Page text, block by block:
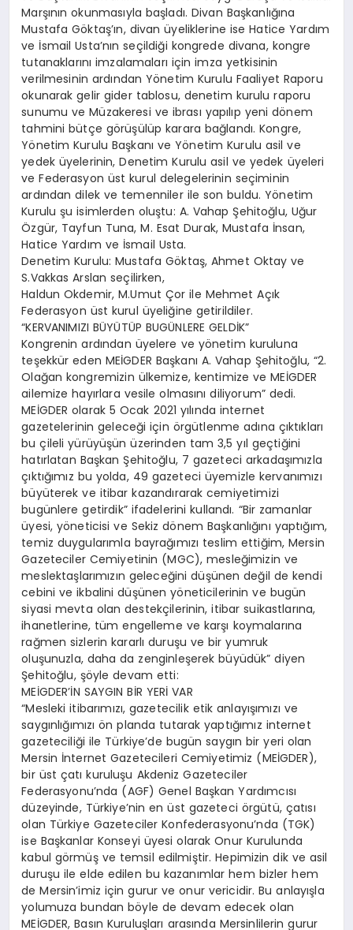
Marşının okunmasıyla başladı. Divan Başkanlığına
Mustafa Göktaş’ın, divan üyeliklerine ise Hatice Yardım
ve İsmail Usta’nın seçildiği kongrede divana, kongre
tutanaklarını imzalamaları için imza yetkisinin
verilmesinin ardından Yönetim Kurulu Faaliyet Raporu
okunarak gelir gider tablosu, denetim kurulu raporu
sunumu ve Müzakeresi ve ibrası yapılıp yeni dönem
tahmini bütçe görüşülüp karara bağlandı. Kongre,
Yönetim Kurulu Başkanı ve Yönetim Kurulu asil ve
yedek üyelerinin, Denetim Kurulu asil ve yedek üyeleri
ve Federasyon üst kurul delegelerinin seçiminin
ardından dilek ve temenniler ile son buldu. Yönetim
Kurulu şu isimlerden oluştu: A. Vahap Şehitoğlu, Uğur
Özgür, Tayfun Tuna, M. Esat Durak, Mustafa İnsan,
Hatice Yardım ve İsmail Usta.
Denetim Kurulu: Mustafa Göktaş, Ahmet Oktay ve
S.Vakkas Arslan seçilirken,
Haldun Okdemir, M.Umut Çor ile Mehmet Açık
Federasyon üst kurul üyeliğine getirildiler.
“KERVANIMIZI BÜYÜTÜP BUGÜNLERE GELDİK”
Kongrenin ardından üyelere ve yönetim kuruluna
teşekkür eden MEİGDER Başkanı A. Vahap Şehitoğlu, “2.
Olağan kongremizin ülkemize, kentimize ve MEİGDER
ailemize hayırlara vesile olmasını diliyorum” dedi.
MEİGDER olarak 5 Ocak 2021 yılında internet
gazetelerinin geleceği için örgütlenme adına çıktıkları
bu çileli yürüyüşün üzerinden tam 3,5 yıl geçtiğini
hatırlatan Başkan Şehitoğlu, 7 gazeteci arkadaşımızla
çıktığımız bu yolda, 49 gazeteci üyemizle kervanımızı
büyüterek ve itibar kazandırarak cemiyetimizi
bugünlere getirdik” ifadelerini kullandı. “Bir zamanlar
üyesi, yöneticisi ve Sekiz dönem Başkanlığını yaptığım,
temiz duygularımla bayrağımızı teslim ettiğim, Mersin
Gazeteciler Cemiyetinin (MGC), mesleğimizin ve
meslektaşlarımızın geleceğini düşünen değil de kendi
cebini ve ikbalini düşünen yöneticilerinin ve bugün
siyasi mevta olan destekçilerinin, itibar suikastlarına,
ihanetlerine, tüm engelleme ve karşı koymalarına
rağmen sizlerin kararlı duruşu ve bir yumruk
oluşunuzla, daha da zenginleşerek büyüdük” diyen
Şehitoğlu, şöyle devam etti:
MEİGDER’İN SAYGIN BİR YERİ VAR
“Mesleki itibarımızı, gazetecilik etik anlayışımızı ve
saygınlığımızı ön planda tutarak yaptığımız internet
gazeteciliği ile Türkiye’de bugün saygın bir yeri olan
Mersin İnternet Gazetecileri Cemiyetimiz (MEİGDER),
bir üst çatı kuruluşu Akdeniz Gazeteciler
Federasyonu’nda (AGF) Genel Başkan Yardımcısı
düzeyinde, Türkiye’nin en üst gazeteci örgütü, çatısı
olan Türkiye Gazeteciler Konfederasyonu’nda (TGK)
ise Başkanlar Konseyi üyesi olarak Onur Kurulunda
kabul görmüş ve temsil edilmiştir. Hepimizin dik ve asil
duruşu ile elde edilen bu kazanımlar hem bizler hem
de Mersin’imiz için gurur ve onur vericidir. Bu anlayışla
yolumuza bundan böyle de devam edecek olan
MEİGDER, Basın Kuruluşları arasında Mersinlilerin gurur